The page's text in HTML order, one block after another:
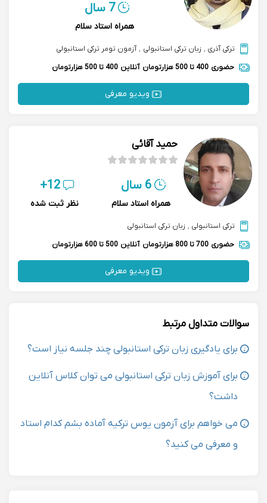
7 سال
همراه استاد سلام
ترکی آذری , زبان ترکی استانبولی , آزمون تومر ترکی استانبولی
حضوری 400 تا 500 هزارتومان آنلاین 400 تا 500 هزارتومان
ویدیو معرفی
حمید آقائی
6 سال
همراه استاد سلام
12+
نظر ثبت شده
ترکی استانبولی , زبان ترکی استانبولی
حضوری 700 تا 800 هزارتومان آنلاین 500 تا 600 هزارتومان
ویدیو معرفی
سوالات متداول مرتبط
برای یادگیری زبان ترکی استانبولی چند جلسه نیاز است؟
برای آموزش زبان ترکی استانبولی می توان کلاس آنلاین
داشت؟
می خواهم برای آزمون یوس ترکیه آماده بشم کدام استاد
و معرفی می کنید؟